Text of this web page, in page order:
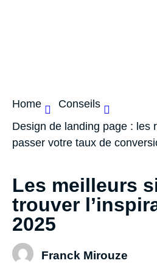
Home
Conseils
Design de landing page : les
passer votre taux de
Les meilleurs
trouver
2025
Franck Mirouze